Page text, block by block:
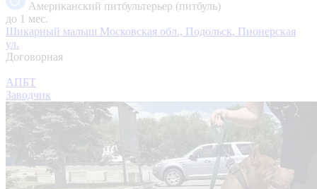
Американский питбультерьер (питбуль)
до 1 мес.
Шикарный малыш Московская обл., Подольск, Пионерская
ул.
Договорная
АПБТ
Заводчик